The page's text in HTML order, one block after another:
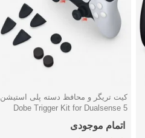
دوست داشتن
کیت تریگر و محافظ دسته پلی استیشن
5 Dobe Trigger Kit for Dualsense
اتمام موجودی